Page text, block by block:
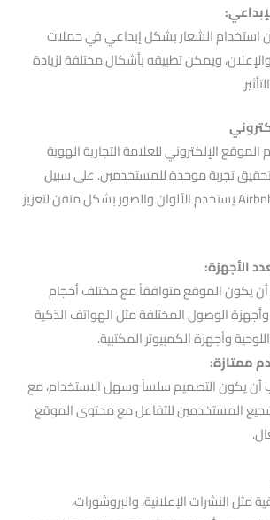
استخدام الشعار بشكل إبداعي في حملات
ويمكن تطبيقه بأشكال مختلفة لزيادة
الإلكتروني للعلامة التجارية الهوية
وتحقيق تجربة موحدة للمستخدمين. على سبيل
المثال. موقع شركة Airbnb يستخدم الألوان والصور بشكل متقن لتعزيز
الأجهزة:
أن يكون الموقع متوافقاً مع مختلف أحجام
الوصول المختلفة مثل الهواتف الذكية
وأجهزة الكمبيوتر المكتبية.
ممتازة:
يكون التصميم سلساً وسهل الاستخدام، مع
المستخدمين للتفاعل مع محتوى الموقع
مثل النشرات الإعلانية، والبروشورات،